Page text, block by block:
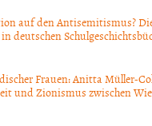
auf den Antisemitismus?
deutschen
Frauen: Anitta Müller-
und Zionismus zwischen